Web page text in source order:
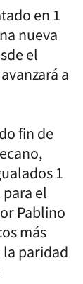
en 1
nueva
el
a
fin de
1
el
Pablino
más
paridad